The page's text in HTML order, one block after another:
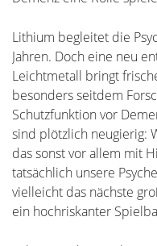
Lithium begleitet die
Jahren. Doch eine neu
Leichtmetall bringt
besonders seitdem
Schutzfunktion vor
sind plötzlich neugierig:
das sonst vor allem mit
tatsächlich unsere
vielleicht das nächste
ein hochriskanter